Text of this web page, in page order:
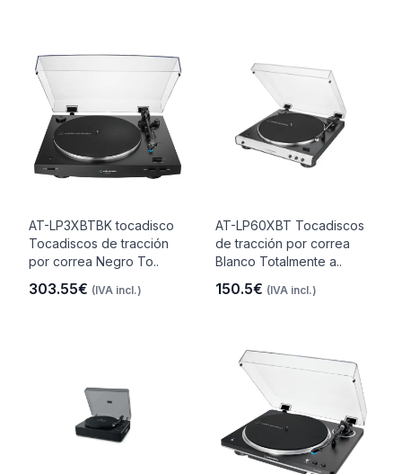
AT-LP3XBTBK tocadisco
Tocadiscos de tracción
por correa Negro To..
303.55€ (IVA incl.)
AT-LP60XBT Tocadiscos
de tracción por correa
Blanco Totalmente a..
150.5€ (IVA incl.)